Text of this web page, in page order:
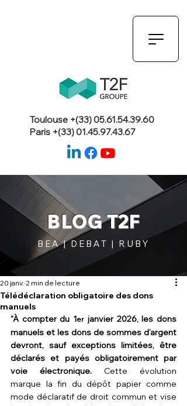
Toulouse +(33)05.61.54.39.60
Paris +(33)01.45.97.43.67
BLOG T2F
BEA | DEBAT | RUBY
Télédéclaration obligatoire des dons
manuels
20 janv. 2 min de lecture
"À compter du 1er janvier 2026, les dons
manuels et les dons de sommes d’argent
devront, sauf exceptions limitées, être
déclarés et payés obligatoirement par
voie électronique. Cette évolution
marque la fin du dépôt papier comme
mode déclaratif de droit commun et vise